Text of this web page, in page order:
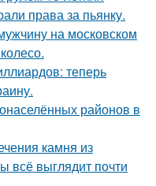
права за пьянку.
на московском
теперь
районов в
камня из
всё выглядит почти